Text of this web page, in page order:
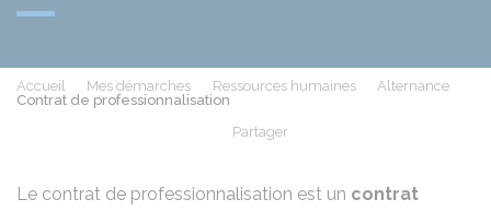
Accueil Mes démarches Ressources humaines
Alternance
Contrat de professionnalisation
Partager
Le contrat de professionnalisation est un contrat